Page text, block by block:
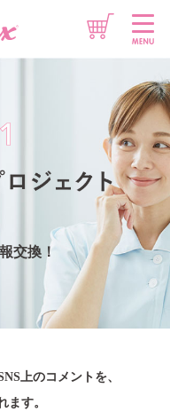
交換！
上のコメントを、
ます。